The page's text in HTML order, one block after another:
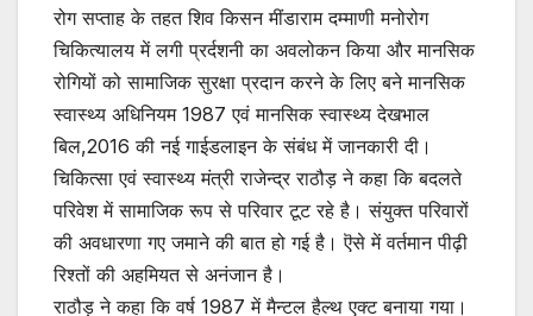
रोग सप्ताह के तहत शिव किसन मींडाराम दम्माणी मनोरोग
चिकित्यालय में लगी प्रर्दशनी का अवलोकन किया और मानसिक
रोगियों को सामाजिक सुरक्षा प्रदान करने के लिए बने मानसिक
स्वास्थ्य अधिनियम 1987 एवं मानसिक स्वास्थ्य देखभाल
बिल,2016 की नई गाईडलाइन के संबंध में जानकारी दी।
चिकित्सा एवं स्वास्थ्य मंत्री राजेन्द्र राठौड़ ने कहा कि बदलते
परिवेश में सामाजिक रूप से परिवार टूट रहे है। संयुक्त परिवारों
की अवधारणा गए जमाने की बात हो गई है। ऎसे में वर्तमान पीढ़ी
रिश्तों की अहमियत से अनंजान है।
राठौड़ ने कहा कि वर्ष 1987 में मैन्टल हैल्थ एक्ट बनाया गया।